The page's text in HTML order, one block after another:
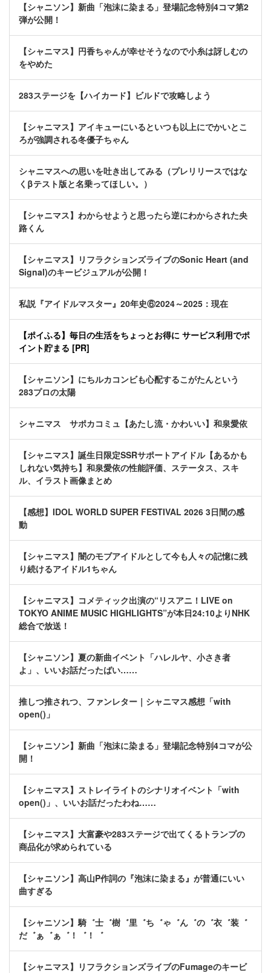
【シャニソン】新曲「泡沫に染まる」登場記念特別4コマ第2
弾が公開！
【シャニマス】円香ちゃんが幸せそうなので小糸は訝しむの
をやめた
283ステージを【ハイカード】ビルドで攻略しよう
【シャニマス】アイキューにいるといつも以上にでかいとこ
ろが強調される冬優子ちゃん
シャニマスへの思いを吐き出してみる（プレリリースではな
くβテスト版と名乗ってほしい。）
【シャニマス】わからせようと思ったら逆にわからされた央
路くん
【シャニマス】リフラクションズライブのSonic Heart (and
Signal)のキービジュアルが公開！
私説『アイドルマスター』20年史⑥2024～2025：現在
【ポイふる】毎日の生活をちょっとお得に サービス利用でポ
イント貯まる [PR]
【シャニソン】にちルカコンビも心配するこがたんという
283プロの太陽
シャニマス サポカコミュ【あたし流・かわいい】和泉愛依
【シャニマス】誕生日限定SSRサポートアイドル【あるかも
しれない気持ち】和泉愛依の性能評価、ステータス、スキ
ル、イラスト画像まとめ
【感想】IDOL WORLD SUPER FESTIVAL 2026 3日間の感
動
【シャニマス】闇のモブアイドルとして今も人々の記憶に残
り続けるアイドル1ちゃん
【シャニマス】コメティック出演の“リスアニ！LIVE on
TOKYO ANIME MUSIC HIGHLIGHTS”が本日24:10よりNHK
総合で放送！
【シャニソン】夏の新曲イベント「ハレルヤ、小さき者
よ」、いいお話だったばい……
推しつ推されつ、ファンレター｜シャニマス感想「with
open()」
【シャニソン】新曲「泡沫に染まる」登場記念特別4コマが公
開！
【シャニマス】ストレイライトのシナリオイベント「with
open()」、いいお話だったわね……
【シャニマス】大富豪や283ステージで出てくるトランプの
商品化が求められている
【シャニソン】高山P作詞の『泡沫に染まる』が普通にいい
曲すぎる
【シャニソン】騎゛士゛樹゛里゛ち゛ゃ゛ん゛の゛衣゛装゛
だ゛ぁ゛ぁ゛！゛！゛
【シャニマス】リフラクションズライブのFumageのキービ